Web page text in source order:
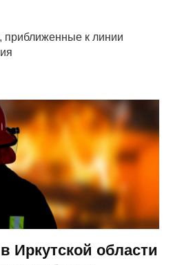
приближенные к линии
Иркутской области